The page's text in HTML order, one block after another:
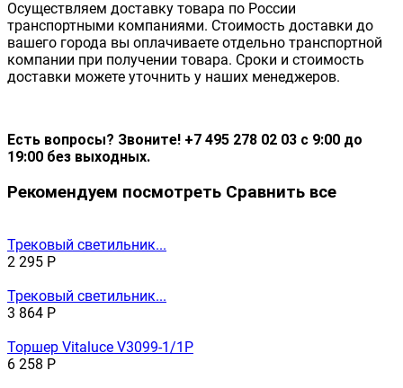
Осуществляем доставку товара по России
транспортными компаниями. Стоимость доставки до
вашего города вы оплачиваете отдельно транспортной
компании при получении товара. Сроки и стоимость
доставки можете уточнить у наших менеджеров.
Есть вопросы? Звоните! +7 495 278 02 03 с 9:00 до
19:00 без выходных.
Рекомендуем посмотреть Сравнить все
Трековый светильник...
2 295 Р
Трековый светильник...
3 864 Р
Торшер Vitaluce V3099-1/1P
6 258 Р